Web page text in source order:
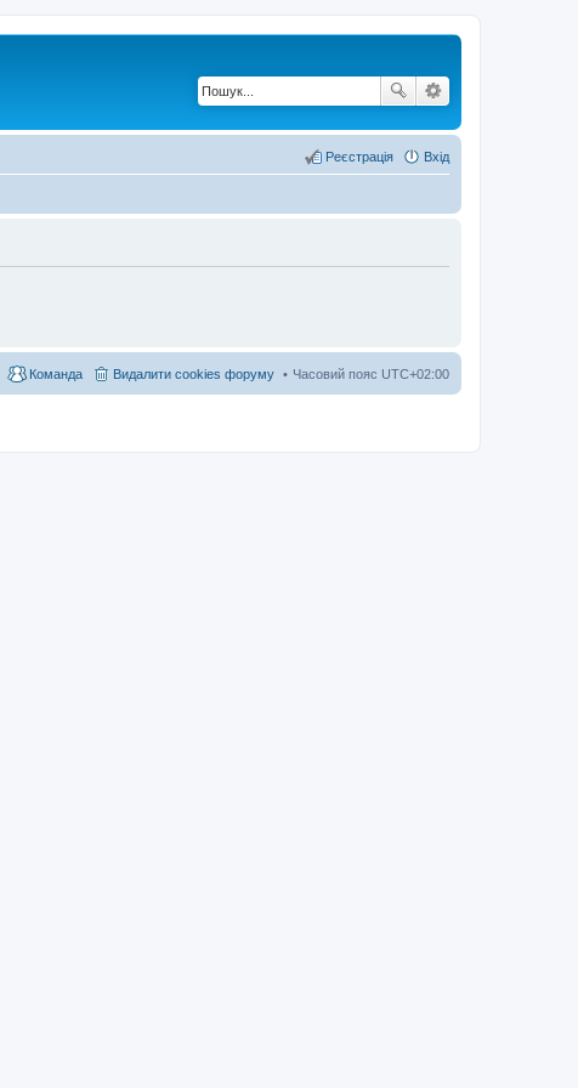
Вхід
Реєстрація
Часовий пояс UTC+02:00
Видалити cookies форуму
Команда